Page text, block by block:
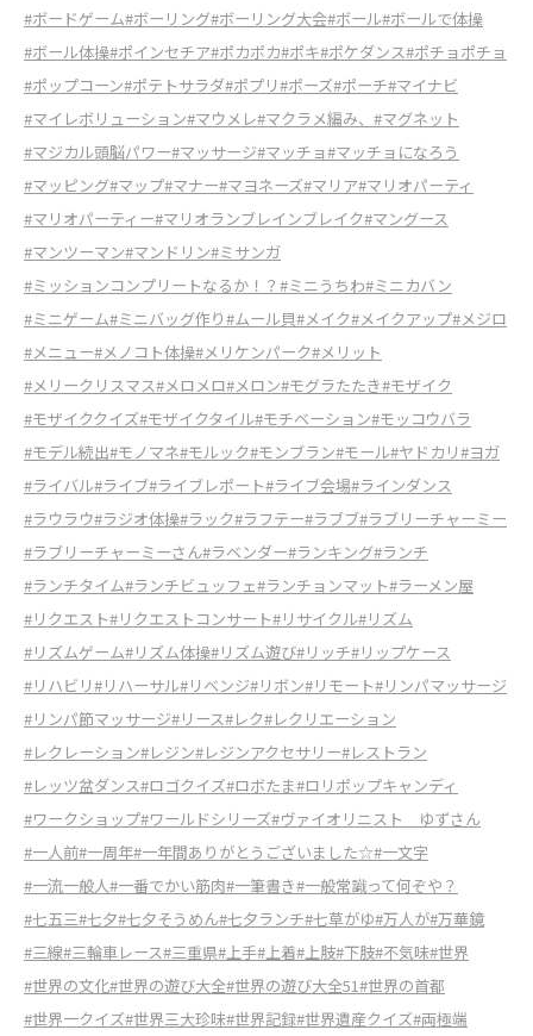
#ボードゲーム#ボーリング#ボーリング大会#ボール#ボールで体操
#ボール体操#ポインセチア#ポカポカ#ポキ#ポケダンス#ポチョポチョ
#ポップコーン#ポテトサラダ#ポプリ#ポーズ#ポーチ#マイナビ
#マイレボリューション#マウメレ#マクラメ編み、 #マグネット
#マジカル頭脳パワー#マッサージ#マッチョ#マッチョになろう
#マッピング#マップ#マナー#マヨネーズ#マリア#マリオパーティ
#マリオパーティー#マリオランブレインブレイク#マングース
#マンツーマン#マンドリン#ミサンガ
#ミッションコンプリートなるか！？ #ミニうちわ#ミニカバン
#ミニゲーム#ミニバッグ作り#ムール貝#メイク#メイクアップ#メジロ
#メニュー#メノコト体操#メリケンパーク#メリット
#メリークリスマス#メロメロ#メロン#モグラたたき#モザイク
#モザイククイズ#モザイクタイル#モチベーション#モッコウバラ
#モデル続出#モノマネ#モルック#モンブラン#モール#ヤドカリ#ヨガ
#ライバル#ライブ#ライブレポート#ライブ会場#ラインダンス
#ラウラウ#ラジオ体操#ラック#ラフテー#ラブブ#ラブリーチャーミー
#ラブリーチャーミーさん#ラベンダー#ランキング#ランチ
#ランチタイム#ランチビュッフェ#ランチョンマット#ラーメン屋
#リクエスト#リクエストコンサート#リサイクル#リズム
#リズムゲーム#リズム体操#リズム遊び#リッチ#リップケース
#リハビリ#リハーサル#リベンジ#リボン#リモート#リンパマッサージ
#リンパ節マッサージ#リース#レク#レクリエーション
#レクレーション#レジン#レジンアクセサリー#レストラン
#レッツ盆ダンス#ロゴクイズ#ロボたま#ロリポップキャンディ
#ワークショップ#ワールドシリーズ#ヴァイオリニスト ゆずさん
#一人前#一周年#一年間ありがとうございました☆#一文字
#一流一般人#一番でかい筋肉#一筆書き#一般常識って何ぞや？
#七五三#七夕#七夕そうめん#七夕ランチ#七草がゆ#万人が#万華鏡
#三線#三輪車レース#三重県#上手#上着#上肢#下肢#不気味#世界
#世界の文化#世界の遊び大全#世界の遊び大全51#世界の首都
#世界一クイズ#世界三大珍味#世界記録#世界遺産クイズ#両極端